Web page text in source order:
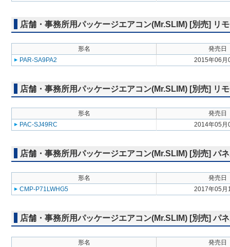
店舗・事務所用パッケージエアコン(Mr.SLIM) [別売] リ
形名
発売日
PAR-SA9PA2
2015年06月
店舗・事務所用パッケージエアコン(Mr.SLIM) [別売] リ
形名
発売日
PAC-SJ49RC
2014年05月
店舗・事務所用パッケージエアコン(Mr.SLIM) [別売] パ
形名
発売日
CMP-P71LWHG5
2017年05月
店舗・事務所用パッケージエアコン(Mr.SLIM) [別売] パ
形名
発売日